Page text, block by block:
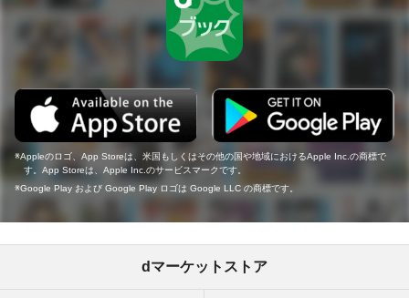
Appleのロゴ、App Storeは、米国もしくはその他の国や地域におけるApple Inc.の商標で
す。App Storeは、Apple Inc.のサービスマークです。
Google Play および Google Play ロゴは Google LLC の商標です。
dマーケットストア